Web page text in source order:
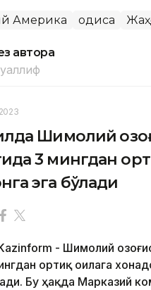
Америка Ҳодиса
автора
Шимолий
3 мингдан
эга бўлади
- Шимолий
ортиқ оилага
Бу ҳақда Марказий